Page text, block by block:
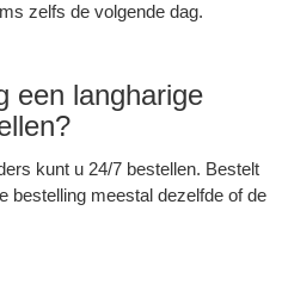
zelfs de volgende dag.
een langharige
kunt u 24/7 bestellen. Bestelt
bestelling meestal dezelfde of de